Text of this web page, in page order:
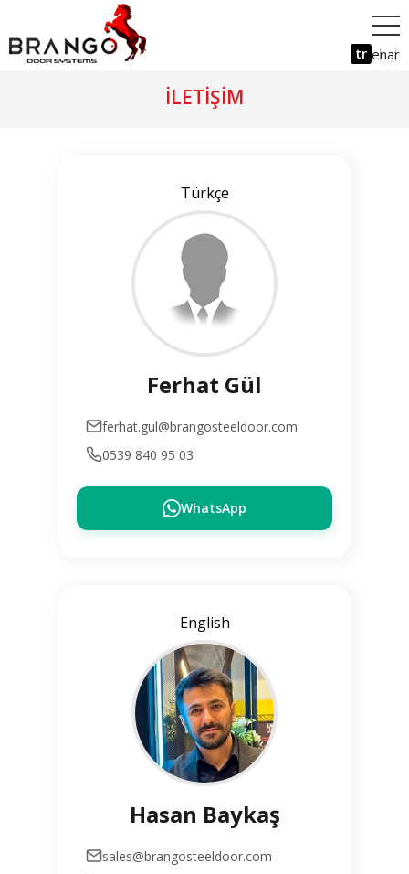
tr enar
İLETIŞIM
Türkçe
Ferhat Gül
ferhat.gul@brangosteeldoor.com
0539 840 95 03
WhatsApp
English
Hasan Baykaş
sales@brangosteeldoor.com